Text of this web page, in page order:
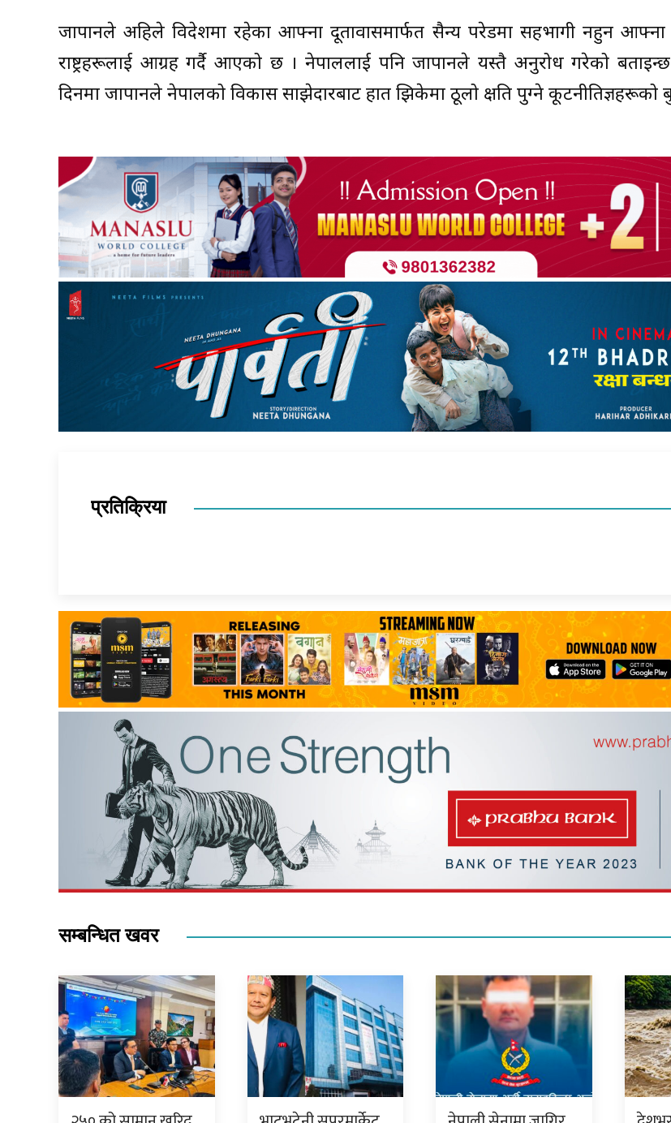
जापानले अहिले विदेशमा रहेका आफ्ना दूतावासमार्फत सैन्य परेडमा सहभागी नहुन आफ्ना
राष्ट्रहरूलाई आग्रह गर्दै आएको छ । नेपाललाई पनि जापानले यस्तै अनुरोध गरेको
दिनमा जापानले नेपालको विकास साझेदारबाट हात झिकेमा ठूलो क्षति पुग्ने कूटनीतिज्ञहरूको
प्रतिक्रिया
सम्बन्धित खवर